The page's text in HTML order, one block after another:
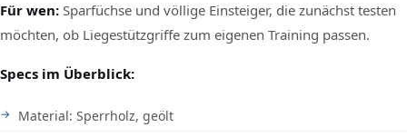
Für wen: Sparfüchse und völlige Einsteiger, die zunächst testen
möchten, ob Liegestützgriffe zum eigenen Training passen.
Specs im Überblick:
Material: Sperrholz, geölt